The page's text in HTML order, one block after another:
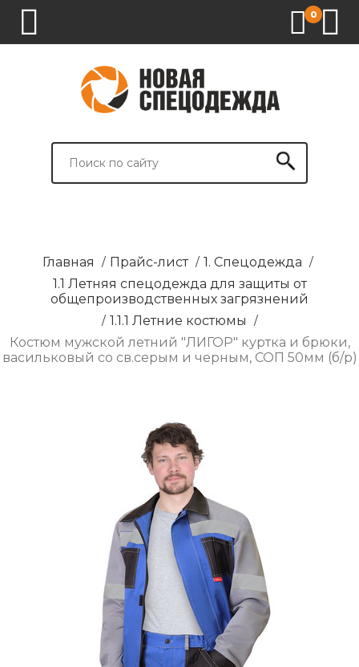
0
СПЕЦОДЕЖДА
СПЕЦОБУВЬ
СРЕДСТВА
ВСПОМОГАТЕЛЬНЫЕ
БРЕНДИРОВАНИЕ
Главная / Прайс-лист / 1. Спецодежда /
1.1 Летняя спецодежда для защиты от
общепроизводственных загрязнений
/ 1.1.1 Летние костюмы /
Костюм мужской летний "ЛИГОР" куртка и брюки,
васильковый со св.серым и черным, СОП 50мм (б/р)